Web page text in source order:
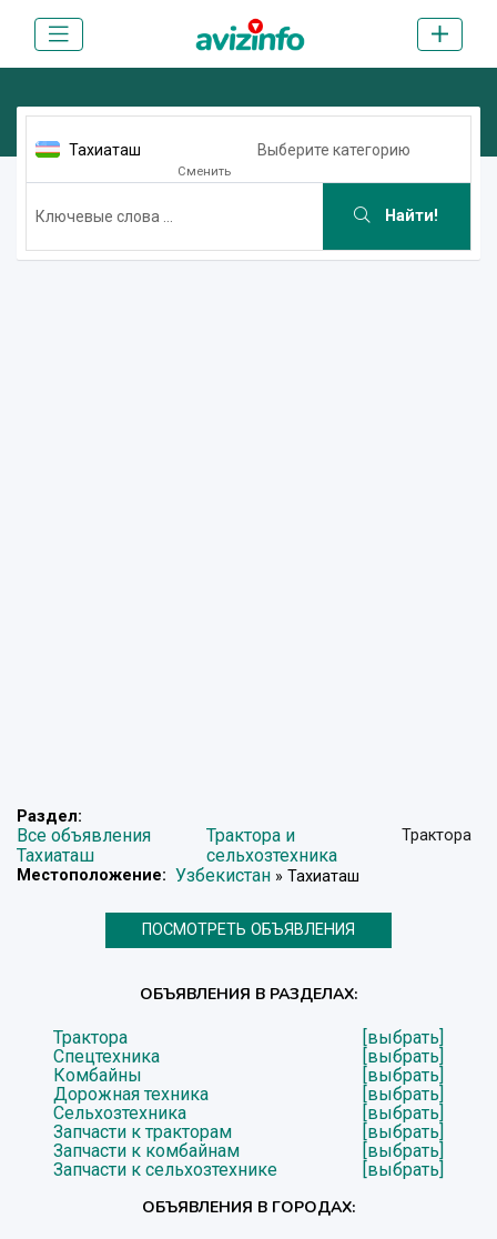
Тахиаташ
Сменить
Выберите категорию
Найти!
Раздел:
Все объявления
Тахиаташ
Трактора и
сельхозтехника
Трактора
Местоположение: Узбекистан » Тахиаташ
ПОСМОТРЕТЬ ОБЪЯВЛЕНИЯ
ОБЪЯВЛЕНИЯ В РАЗДЕЛАХ:
Трактора
[выбрать]
Спецтехника
[выбрать]
Комбайны
[выбрать]
Дорожная техника
[выбрать]
Сельхозтехника
[выбрать]
Запчасти к тракторам
[выбрать]
Запчасти к комбайнам
[выбрать]
Запчасти к сельхозтехнике
[выбрать]
ОБЪЯВЛЕНИЯ В ГОРОДАХ: